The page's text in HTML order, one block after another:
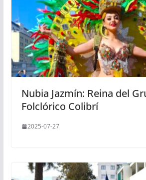
Nubia Jazmín: Reina del
Folclórico Colibrí
2025-07-27